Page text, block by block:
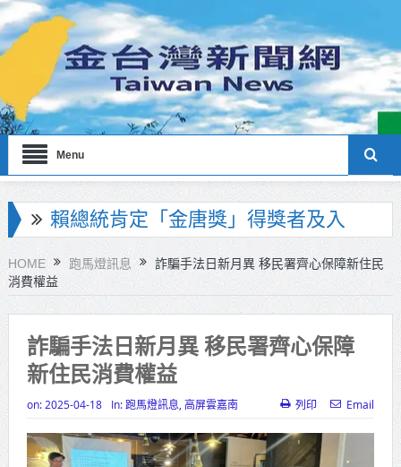
Menu
海巡署南部分署主官大換血 蔡順元
勉提升巡防戰力
北市鮮奶週報再升級！8月31日補助
擴大至國中生
雙北合作里程碑！萬大線動態測試
侯友宜蔣萬安攜手視察
北形象館亮相
HOME 跑馬燈訊息
詐騙手法日新月異 移民署齊心保障新住民
消費權益
詐騙手法日新月異 移民署齊心保障
新住民消費權益
on: 2025-04-18 In: 跑馬燈訊息 高屏雲嘉南 列印 Email